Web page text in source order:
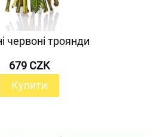
червоні троянди
679 CZK
Купити